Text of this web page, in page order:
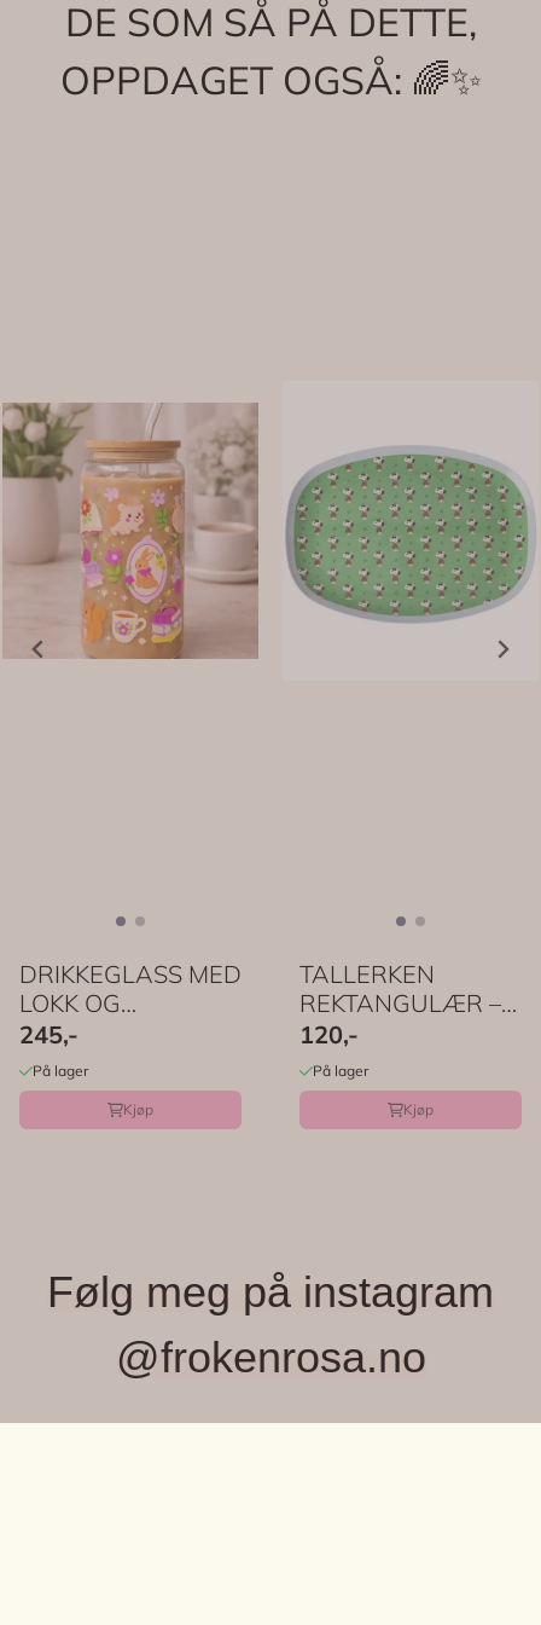
DE SOM SÅ PÅ DETTE,
OPPDAGET OGSÅ: 🌈✨
DRIKKEGLASS MED
LOKK OG
SUGERØR –
Skogseventyr ...
245,-
På lager
Kjøp
TALLERKEN
REKTANGULÆR –
Grønn Snoopy Print
– ...
120,-
På lager
Kjøp
Følg meg på instagram
@frokenrosa.no